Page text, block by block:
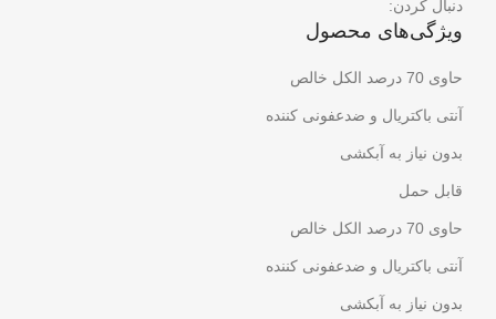
دنبال کردن:
ویژگی‌های محصول
حاوی 70 درصد الکل خالص
آنتی باکتریال و ضدعفونی کننده
بدون نیاز به آبکشی
قابل حمل
حاوی 70 درصد الکل خالص
آنتی باکتریال و ضدعفونی کننده
بدون نیاز به آبکشی